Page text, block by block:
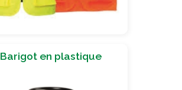
Barigot en plastique